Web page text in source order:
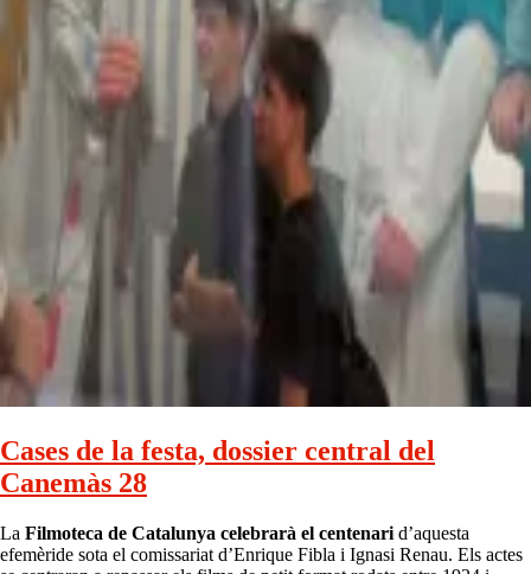
Cases de la festa, dossier central del
Canemàs 28
La Filmoteca de Catalunya celebrarà el centenari d’aquesta
efemèride sota el comissariat d’Enrique Fibla i Ignasi Renau. Els actes